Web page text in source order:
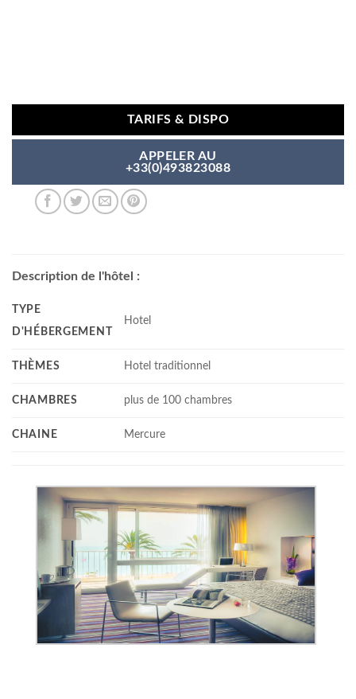
TARIFS & DISPO
APPELER AU
+33(0)493823088
Description de l'hôtel :
TYPE
D'HÉBERGEMENT
Hotel
THÈMES Hotel traditionnel
CHAMBRES plus de 100 chambres
CHAINE Mercure